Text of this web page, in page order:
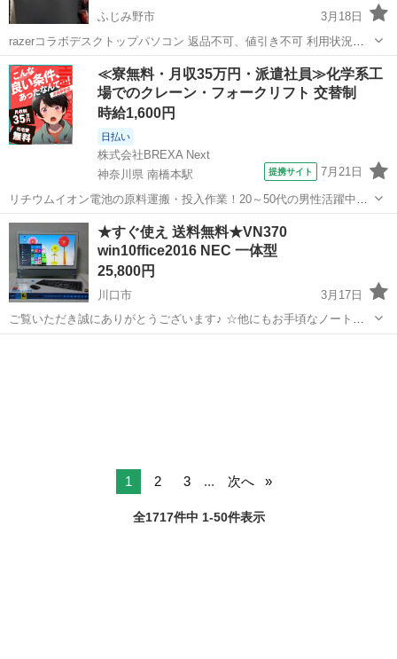
ふじみ野市
3月18日
razerコラボデスクトップパソコン 返品不可、値引き不可 利用状況に
ついては問題なし。 詳細は3枚目から4枚目参照。 使用期間は1年で
す。 購入時に希望であれば2000円でrazer keyboardをおつけ致しま
す。よろ...
埼玉 ふじみ野市 デスクトップパソコン razer
≪寮無料・月収35万円・派遣社員≫化学系工
場でのクレーン・フォークリフト 交替制
時給1,600円
日払い
株式会社BREXA Next
神奈川県 南橋本駅
提携サイト 7月21日
リチウムイオン電池の原料運搬・投入作業！20～50代の男性活躍中★
ワンルーム寮完備！赴任旅費会社負担！年間休日130日★フォークリフ
ト免許お持ちの方、活躍中！就業先食堂利用可★《神奈川県相模原
市》 人気の工場のお仕事 ◇電...
神奈川 相模原市 南橋本駅 その他
★すぐ使え 送料無料★VN370
win10ffice2016 NEC 一体型
25,800円
川口市
3月17日
ご覧いただき誠にありがとうございます♪ ☆他にもお手頃なノートパ
ソコンを多数出品しております。ぜひご覧下さい！ ☆サポート充実！
1 2 3 ... 次へ
全1717件中 1-50件表示